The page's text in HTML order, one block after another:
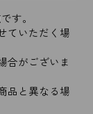
す。
ていただく場
合がございま
品と異なる場